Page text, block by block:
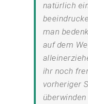
natürlich
man
auf dem
ihr noch
vorheriger